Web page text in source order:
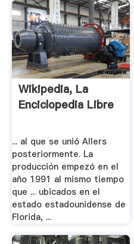
Wikipedia, La
Enciclopedia Libre
... al que se unió Allers
posteriormente. La
producción empezó en el
año 1991 al mismo tiempo
que ... ubicados en el
estado estadounidense de
Florida, ...